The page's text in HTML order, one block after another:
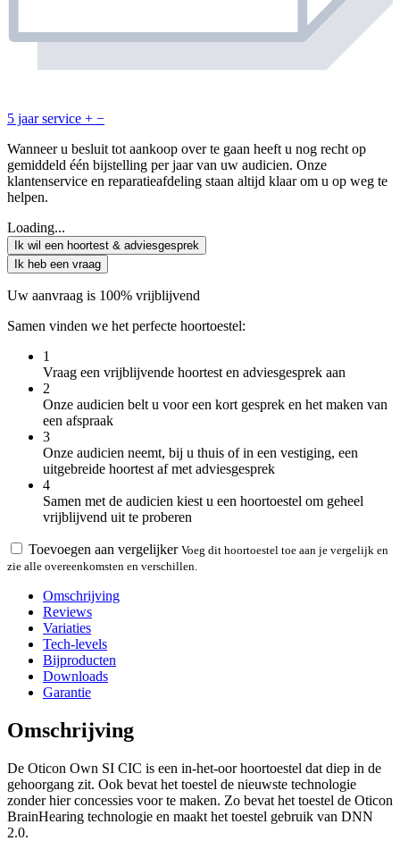
5 jaar service + −
Wanneer u besluit tot aankoop over te gaan heeft u nog recht op
gemiddeld één bijstelling per jaar van uw audicien. Onze
klantenservice en reparatieafdeling staan altijd klaar om u op weg te
helpen.
Loading...
Ik wil een hoortest & adviesgesprek
Ik heb een vraag
Uw aanvraag is 100% vrijblijvend
Samen vinden we het perfecte hoortoestel:
1
Vraag een vrijblijvende hoortest en adviesgesprek aan
2
Onze audicien belt u voor een kort gesprek en het maken van
een afspraak
3
Onze audicien neemt, bij u thuis of in een vestiging, een
uitgebreide hoortest af met adviesgesprek
4
Samen met de audicien kiest u een hoortoestel om geheel
vrijblijvend uit te proberen
Toevoegen aan vergelijker Voeg dit hoortoestel toe aan je vergelijk en
zie alle overeenkomsten en verschillen.
Omschrijving
Reviews
Variaties
Tech-levels
Bijproducten
Downloads
Garantie
Omschrijving
De Oticon Own SI CIC is een in-het-oor hoortoestel dat diep in de
gehoorgang zit. Ook bevat het toestel de nieuwste technologie
zonder hier concessies voor te maken. Zo bevat het toestel de Oticon
BrainHearing technologie en maakt het toestel gebruik van DNN
2.0.